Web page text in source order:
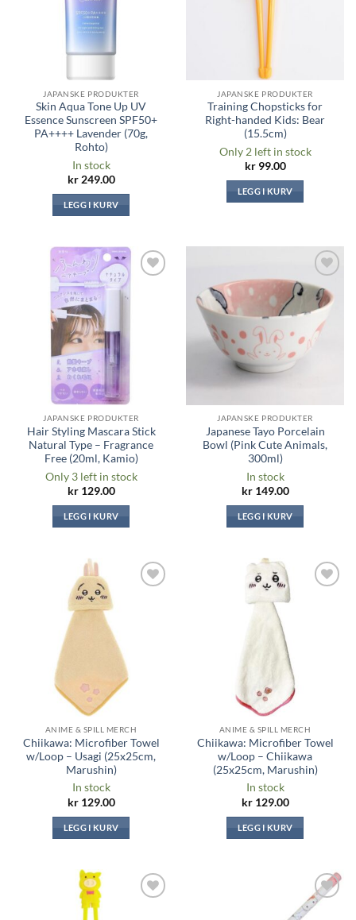
JAPANSKE PRODUKTER
Skin Aqua Tone Up UV
Essence Sunscreen SPF50+
PA++++ Lavender (70g,
Rohto)
In stock
kr249.00
LEGG I KURV
JAPANSKE PRODUKTER
Training Chopsticks for
Right-handed Kids: Bear
(15.5cm)
Only 2 left in stock
kr99.00
LEGG I KURV
Legg til i
ønskeliste
JAPANSKE PRODUKTER
Hair Styling Mascara Stick
Natural Type – Fragrance
Free (20ml, Kamio)
Only 3 left in stock
kr129.00
LEGG I KURV
Legg til i
ønskeliste
JAPANSKE PRODUKTER
Japanese Tayo Porcelain
Bowl (Pink Cute Animals,
300ml)
In stock
kr149.00
LEGG I KURV
ANIME & SPILL MERCH
Chiikawa: Microfiber Towel
w/Loop – Usagi (25x25cm,
Marushin)
In stock
kr129.00
LEGG I KURV
ANIME & SPILL MERCH
Chiikawa: Microfiber Towel
w/Loop – Chiikawa
(25x25cm, Marushin)
In stock
kr129.00
LEGG I KURV
Legg til i